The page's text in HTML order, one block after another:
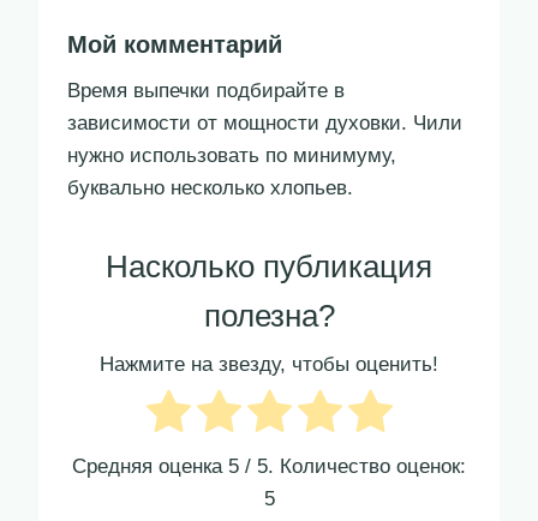
Мой комментарий
Время выпечки подбирайте в
зависимости от мощности духовки. Чили
нужно использовать по минимуму,
буквально несколько хлопьев.
Насколько публикация
полезна?
Нажмите на звезду, чтобы оценить!
Средняя оценка 5 / 5. Количество оценок:
5